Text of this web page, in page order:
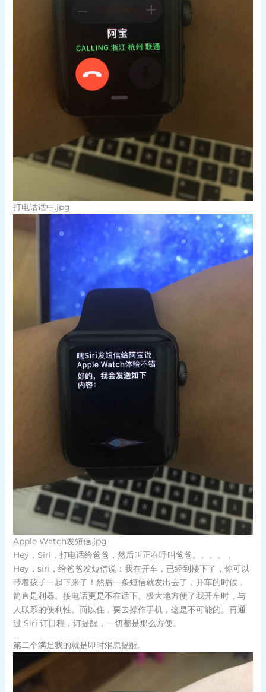
打电话话中.jpg
Apple Watch发短信.jpg
Hey，Siri，打电话给爸爸，然后叫正在呼叫爸爸。。。。，
Hey，siri，给爸爸发短信说：我在开车，已经到楼下了，你可以
带着孩子一起下来了！然后一条短信就发出去了，开车的时候，
简直是利器。接电话更是不在话下。极大地方便了我开车时，与
人联系的便利性。而以住，要去操作手机，这是不可能的。再通
过 Siri 订日程，订提醒，一切都是那么方便。
第二个满足我的就是即时消息提醒.